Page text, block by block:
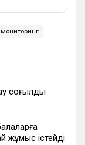
мониторинг
соғылды
жұмыс істейді